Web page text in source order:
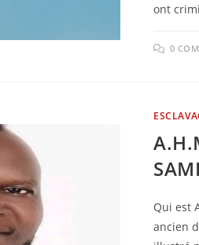
ont
0
Qui est
ancien